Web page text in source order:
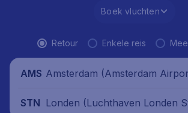
Boek vluchten
Retour Enkele reis
AMS Amsterdam (Amsterdam
STN Londen (Luchthaven Londen